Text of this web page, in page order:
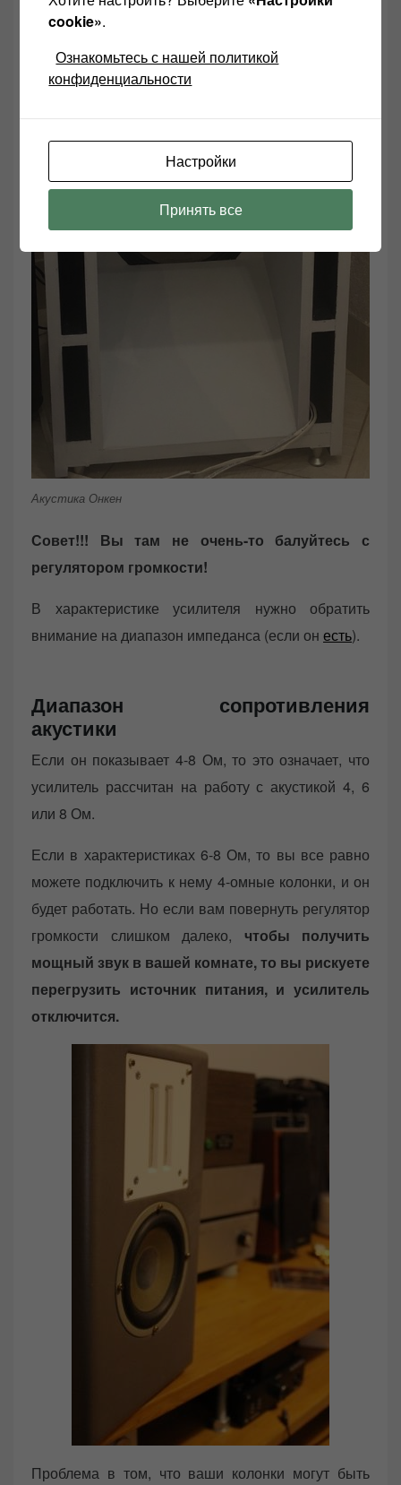
Акустика Онкен
Совет!!! Вы там не очень-то балуйтесь с
регулятором громкости!
В характеристике усилителя нужно обратить
внимание на диапазон импеданса (если он есть).
Диапазон сопротивления
акустики
Если он показывает 4-8 Ом, то это означает, что
усилитель рассчитан на работу с акустикой 4, 6
или 8 Ом.
Если в характеристиках 6-8 Ом, то вы все равно
можете подключить к нему 4-омные колонки, и он
будет работать. Но если вам повернуть регулятор
громкости слишком далеко, чтобы получить
мощный звук в вашей комнате, то вы рискуете
перегрузить источник питания, и усилитель
отключится.
Проблема в том, что ваши колонки могут быть
cookie».
Ознакомьтесь с нашей политикой
конфиденциальности
Настройки
Принять все